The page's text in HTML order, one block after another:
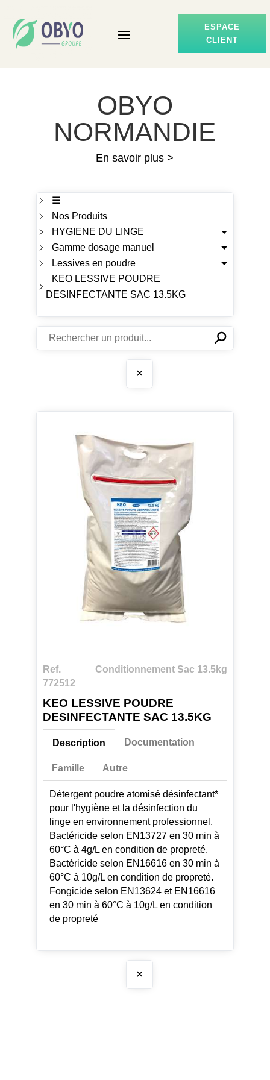
ESPACE
CLIENT
OBYO
NORMANDIE
En savoir plus >
☰
Nos Produits
HYGIENE DU LINGE
Gamme dosage manuel
Lessives en poudre
KEO LESSIVE POUDRE
DESINFECTANTE SAC 13.5KG
✕⚲
✕
Ref.
772512
Conditionnement Sac 13.5kg
KEO LESSIVE POUDRE
DESINFECTANTE SAC 13.5KG
Description
Détergent poudre atomisé désinfectant*
pour l'hygiène et la désinfection du
linge en environnement professionnel.
Bactéricide selon EN13727 en 30 min à
60°C à 4g/L en condition de propreté.
Bactéricide selon EN16616 en 30 min à
60°C à 10g/L en condition de propreté.
Fongicide selon EN13624 et EN16616
en 30 min à 60°C à 10g/L en condition
de propreté
Documentation
Famille Autre
✕